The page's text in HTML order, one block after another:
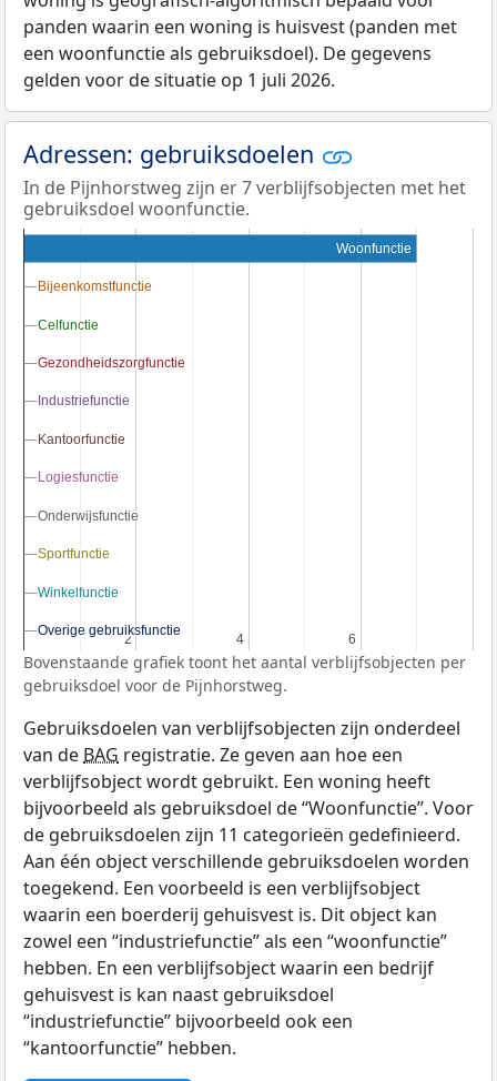
panden waarin een woning is huisvest (panden met
een woonfunctie als gebruiksdoel). De gegevens
gelden voor de situatie op 1 juli 2026.
Adressen: gebruiksdoelen
In de Pijnhorstweg zijn er 7 verblijfsobjecten met het
gebruiksdoel woonfunctie.
2
2 4
4 6
6
Woonfunctie
Bijeenkomstfunctie
Bijeenkomstfunctie
Celfunctie
Celfunctie
Gezondheidszorgfunctie
Gezondheidszorgfunctie
Industriefunctie
Industriefunctie
Kantoorfunctie
Kantoorfunctie
Logiesfunctie
Logiesfunctie
Onderwijsfunctie
Onderwijsfunctie
Sportfunctie
Sportfunctie
Winkelfunctie
Winkelfunctie
Overige gebruiksfunctie
Overige gebruiksfunctie
Bovenstaande grafiek toont het aantal verblijfsobjecten per
gebruiksdoel voor de Pijnhorstweg.
Gebruiksdoelen van verblijfsobjecten zijn onderdeel
van de BAG registratie. Ze geven aan hoe een
verblijfsobject wordt gebruikt. Een woning heeft
bijvoorbeeld als gebruiksdoel de “Woonfunctie”. Voor
de gebruiksdoelen zijn 11 categorieën gedefinieerd.
Aan één object verschillende gebruiksdoelen worden
toegekend. Een voorbeeld is een verblijfsobject
waarin een boerderij gehuisvest is. Dit object kan
zowel een “industriefunctie” als een “woonfunctie”
hebben. En een verblijfsobject waarin een bedrijf
gehuisvest is kan naast gebruiksdoel
“industriefunctie” bijvoorbeeld ook een
“kantoorfunctie” hebben.